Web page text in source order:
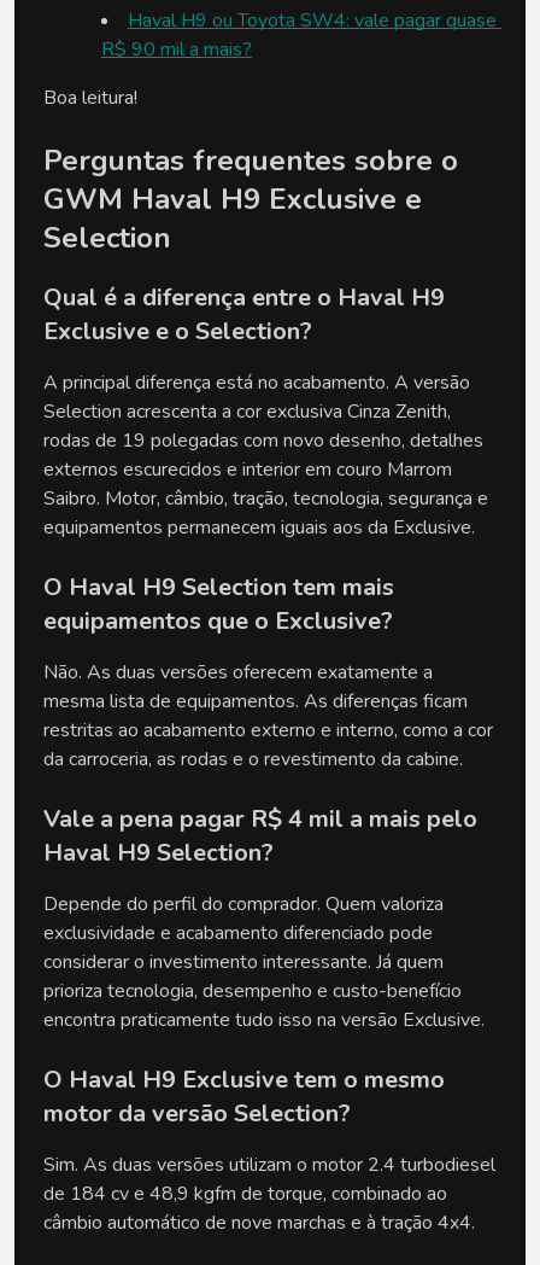
Haval H9 ou Toyota SW4: vale pagar quase
R$ 90 mil a mais?
Boa leitura!
Perguntas frequentes sobre o
GWM Haval H9 Exclusive e
Selection
Qual é a diferença entre o Haval H9
Exclusive e o Selection?
A principal diferença está no acabamento. A versão
Selection acrescenta a cor exclusiva Cinza Zenith,
rodas de 19 polegadas com novo desenho, detalhes
externos escurecidos e interior em couro Marrom
Saibro. Motor, câmbio, tração, tecnologia, segurança e
equipamentos permanecem iguais aos da Exclusive.
O Haval H9 Selection tem mais
equipamentos que o Exclusive?
Não. As duas versões oferecem exatamente a
mesma lista de equipamentos. As diferenças ficam
restritas ao acabamento externo e interno, como a cor
da carroceria, as rodas e o revestimento da cabine.
Vale a pena pagar R$ 4 mil a mais pelo
Haval H9 Selection?
Depende do perfil do comprador. Quem valoriza
exclusividade e acabamento diferenciado pode
considerar o investimento interessante. Já quem
prioriza tecnologia, desempenho e custo-benefício
encontra praticamente tudo isso na versão Exclusive.
O Haval H9 Exclusive tem o mesmo
motor da versão Selection?
Sim. As duas versões utilizam o motor 2.4 turbodiesel
de 184 cv e 48,9 kgfm de torque, combinado ao
câmbio automático de nove marchas e à tração 4x4.